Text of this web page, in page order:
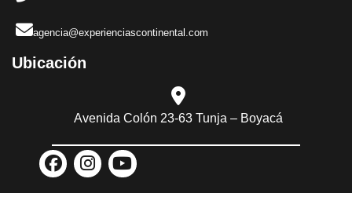
agencia@experienciascontinental.com
Ubicación​
Avenida Colón 23-63 Tunja – Boyacá